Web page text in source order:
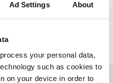
Ad Settings About
process your personal data,
such as cookies to
on your device in order to